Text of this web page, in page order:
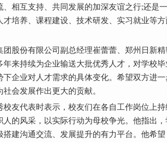
、相互支持、共同发展的加深友谊之行;还是
才培养、课程建设、技术研发、实习就业等
份有限公司副总经理崔蕾蕾、郑州日新精
年来持续为企业输送大批优秀人才，对学校
下企业对人才需求的具体变化。希望双方进
会发展作出更大的贡献。
代表时表示，校友们在各自工作岗位上持
人的风采，以实际行动为母校争光。他指出
搭建沟通交流、发展提升的有力平台。他希